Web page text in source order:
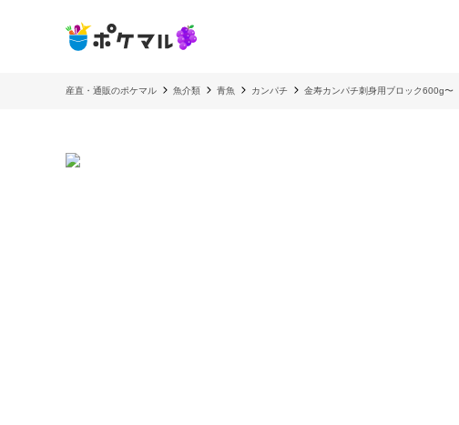
産直・通販のポケマル 魚介類 青魚 カンパチ 金寿カンパチ刺身用ブロック600g〜